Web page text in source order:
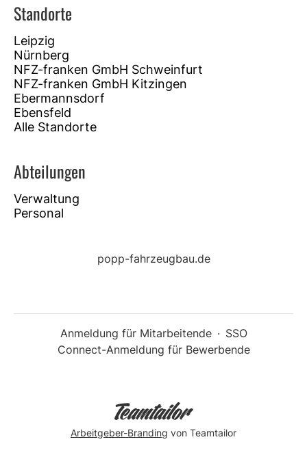
Standorte
Leipzig
Nürnberg
NFZ-franken GmbH Schweinfurt
NFZ-franken GmbH Kitzingen
Ebermannsdorf
Ebensfeld
Alle Standorte
Abteilungen
Verwaltung
Personal
popp-fahrzeugbau.de
Anmeldung für Mitarbeitende · SSO
Connect-Anmeldung für Bewerbende
Arbeitgeber-Branding von Teamtailor